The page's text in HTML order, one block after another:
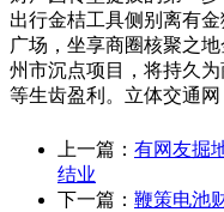
出行金桔工具侧别离有
广场，坐享商圈核聚之
州市沉点项目，将持久
等生齿盈利。立体交通网
上一篇： 有网友掘
结业
下一篇： 鞭策电池